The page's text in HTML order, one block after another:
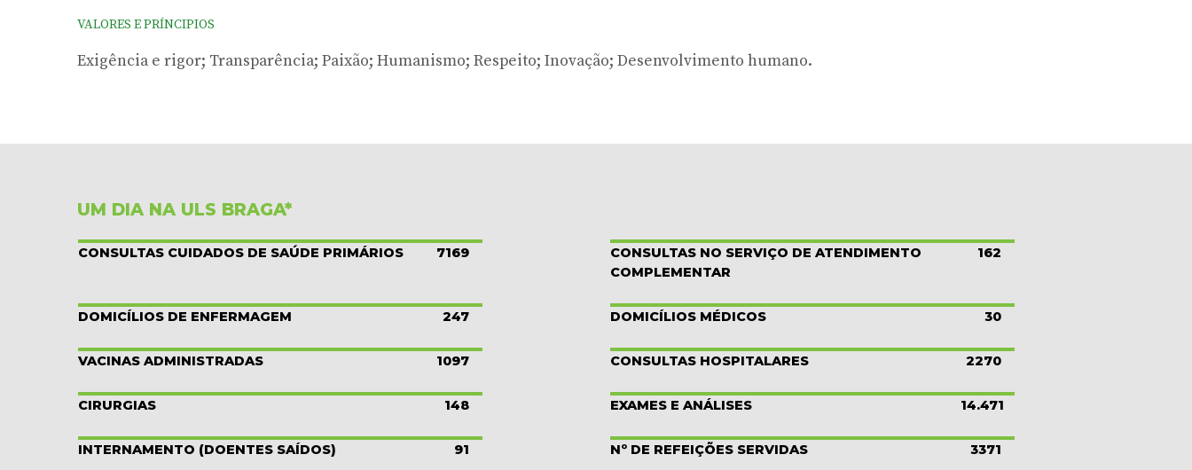
VALORES E PRÍNCIPIOS
Exigência e rigor; Transparência; Paixão; Humanismo; Respeito; Inovação; Desenvolvimento humano.
UM DIA NA ULS BRAGA*
CONSULTAS CUIDADOS DE SAÚDE PRIMÁRIOS 7169
CONSULTAS NO SERVIÇO DE ATENDIMENTO
COMPLEMENTAR
162
DOMICÍLIOS DE ENFERMAGEM 247 DOMICÍLIOS MÉDICOS 30
VACINAS ADMINISTRADAS 1097 CONSULTAS HOSPITALARES 2270
CIRURGIAS 148 EXAMES E ANÁLISES 14.471
INTERNAMENTO (DOENTES SAÍDOS) 91 Nº DE REFEIÇÕES SERVIDAS 3371